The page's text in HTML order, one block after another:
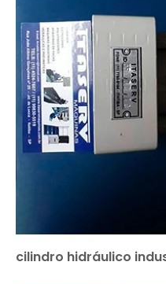
cilindro hidráulico